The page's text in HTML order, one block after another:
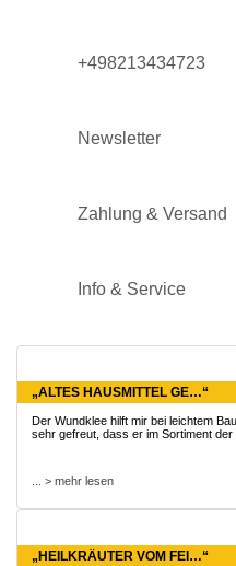
+498213434723
Newsletter
Zahlung & Versand
Info & Service
„ALTES HAUSMITTEL GE…“
Der Wundklee hilft mir bei leichtem
sehr gefreut, dass er im Sortiment der
... > mehr lesen
„HEILKRÄUTER VOM FEI…“